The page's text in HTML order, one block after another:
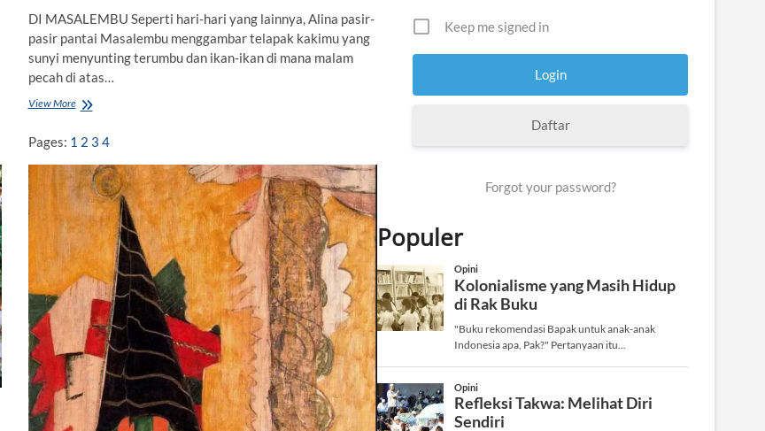
DI MASALEMBU Seperti hari-hari yang lainnya, Alina pasir-
pasir pantai Masalembu menggambar telapak kakimu yang
sunyi menyunting terumbu dan ikan-ikan di mana malam
pecah di atas…
View MoreC
E
T
A
R
I
A
,
U
U
A
L
A
M
Pages: 1 2 3 4
Keep me signed in
Daftar
Forgot your password?
Populer